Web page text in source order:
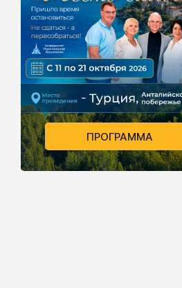
ПРОГРАММА